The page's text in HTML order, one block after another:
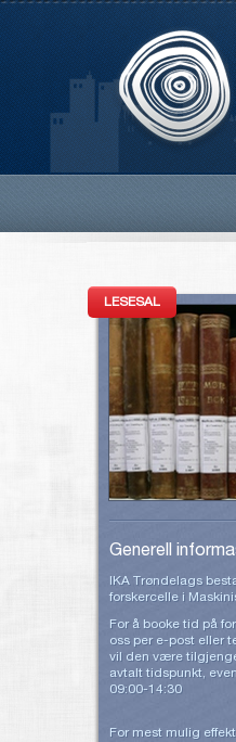
LESESAL
Generell
IKA Trøndelags
forskercelle i
For å booke tid på
oss per e-post eller
vil den være
avtalt tidspunkt,
09:00-14:30
For mest mulig